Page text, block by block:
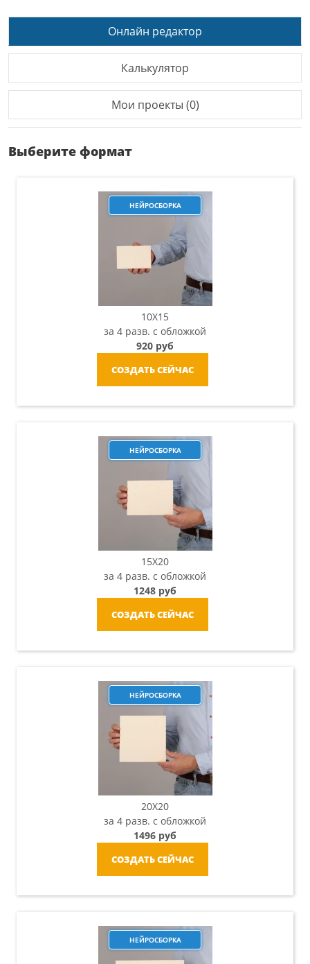
Онлайн редактор
Калькулятор
Мои проекты (0)
Выберите формат
НЕЙРОСБОРКА
10Х15
за 4 разв. с обложкой
920 руб
СОЗДАТЬ СЕЙЧАС
НЕЙРОСБОРКА
15X20
за 4 разв. с обложкой
1248 руб
СОЗДАТЬ СЕЙЧАС
НЕЙРОСБОРКА
20X20
за 4 разв. с обложкой
1496 руб
СОЗДАТЬ СЕЙЧАС
НЕЙРОСБОРКА